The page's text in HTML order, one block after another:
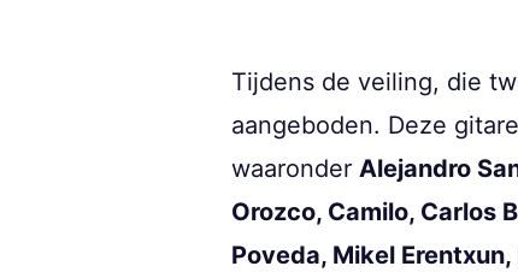
Tijdens de veiling, die
aangeboden. Deze
waaronder Alejandro
Orozco, Camilo, Carlos
Poveda, Mikel